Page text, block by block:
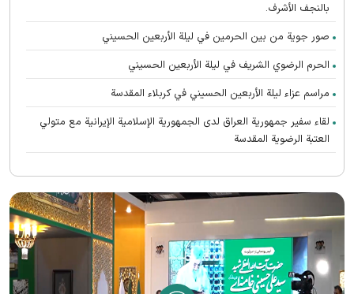
بالنجف الأشرف.
صور جوية من بين الحرمين في ليلة الأربعين الحسيني
الحرم الرضوي الشریف في ليلة الأربعين الحسيني
مراسم عزاء ليلة الأربعين الحسيني في كربلاء المقدسة
لقاء سفير جمهورية العراق لدى الجمهورية الإسلامية الإيرانية مع متولي
العتبة الرضوية المقدسة
تشارك جامعة الإمام الرضا (ع) الدولية في ندوة دبلوماسية الزيارة الدولیة
زارت قافلة سفراء الإمام الرؤوف عليه السلام مستشفى السيدة بتول في
مدينة الكوت
حضور قافلة سفراء الإمام الرؤوف عليه السلام بين القائمين على المواكب